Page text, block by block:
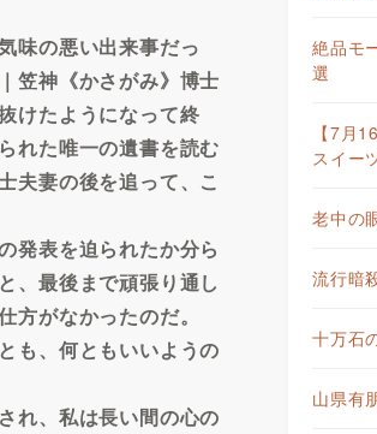
味の悪い出来事だっ
笠神《かさがみ》博士
けたようになって終
れた唯一の遺書を読む
夫妻の後を追って、こ
発表を迫られたか分ら
、最後まで頑張り通し
がなかったのだ。
も、何ともいいようの
れ、私は長い間の心の
絶品モ
選
【7月
スイー
老中の
流行暗
十万石
山県有